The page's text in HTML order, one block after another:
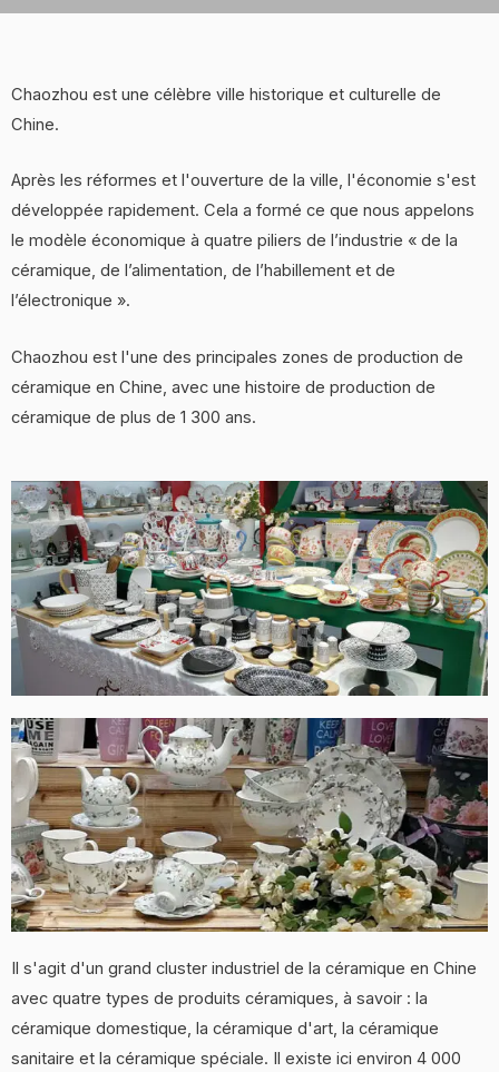
Chaozhou est une célèbre ville historique et culturelle de
Chine.
Après les réformes et l'ouverture de la ville, l'économie s'est
développée rapidement. Cela a formé ce que nous appelons
le modèle économique à quatre piliers de l’industrie « de la
céramique, de l’alimentation, de l’habillement et de
l’électronique ».
Chaozhou est l'une des principales zones de production de
céramique en Chine, avec une histoire de production de
céramique de plus de 1 300 ans.
Il s'agit d'un grand cluster industriel de la céramique en Chine
avec quatre types de produits céramiques, à savoir : la
céramique domestique, la céramique d'art, la céramique
sanitaire et la céramique spéciale. Il existe ici environ 4 000